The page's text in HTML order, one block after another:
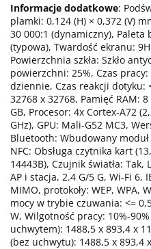
Informacje dodatkowe:
plamki: 0,124 (H) × 0,372 (V)
30 000:1 (dynamiczny), Paleta
(typowa), Twardość ekranu:
Powierzchnia szkła: Szkło
powierzchni: 25%, Czas
dziennie, Czas reakcji dotyku:
32768 x 32768, Pamięć RAM:
GB, Procesor: 4x Cortex-A72
GHz), GPU: Mali-G52 MC3,
Bluetooth: Wbudowany
NFC: Obsługa czytnika kart
14443B), Czujnik światła: Tak,
AP i stacja, 2.4 G/5 G, Wi-Fi 6,
MIMO, protokoły: WEP, WPA,
mocy w trybie czuwania: <=
W, Wilgotność pracy: 10%-
uchwytem): 1488,5 x 893,4 x
(bez uchwytu): 1488,5 x 893,4